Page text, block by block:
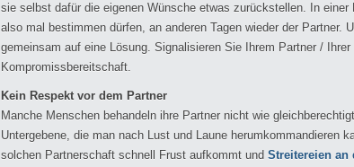
sie selbst dafür die eigenen Wünsche etwas zurückstellen. In einer
also mal bestimmen dürfen, an anderen Tagen wieder der Partner.
gemeinsam auf eine Lösung. Signalisieren Sie Ihrem Partner /
Kompromissbereitschaft.
Kein Respekt vor dem Partner
Manche Menschen behandeln ihre Partner nicht wie
Untergebene, die man nach Lust und Laune herumkommandieren
solchen Partnerschaft schnell Frust aufkommt und Streitereien an